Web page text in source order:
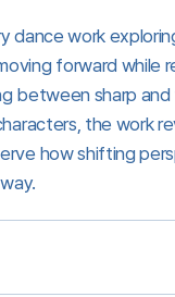
dance work
forward while
between sharp
the work
how shifting